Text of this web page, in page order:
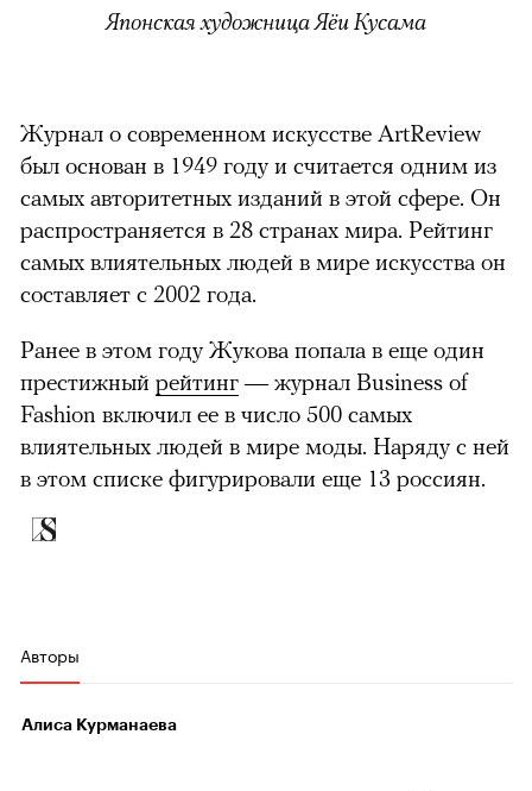
Японская художница Яёи Кусама
Журнал о современном искусстве ArtReview
был основан в 1949 году и считается одним из
самых авторитетных изданий в этой сфере. Он
распространяется в 28 странах мира. Рейтинг
самых влиятельных людей в мире искусства он
составляет с 2002 года.
Ранее в этом году Жукова попала в еще один
престижный рейтинг— журнал Business of
Fashion включил ее в число 500 самых
влиятельных людей в мире моды. Наряду с ней
в этом списке фигурировали еще 13 россиян.
Авторы
Алиса Курманаева